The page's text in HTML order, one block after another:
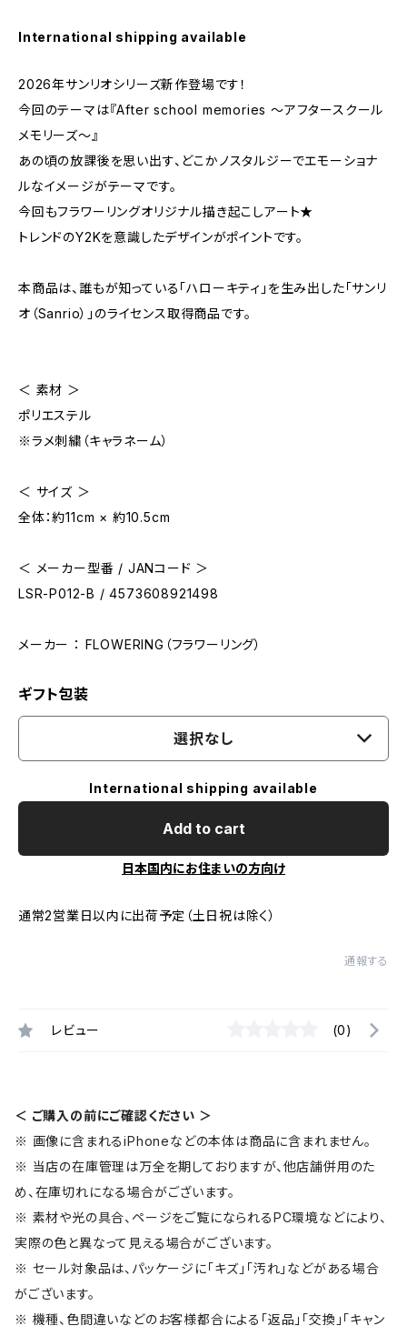
International shipping available
2026年サンリオシリーズ新作登場です！
今回のテーマは『After school memories ～アフタースクール
メモリーズ～』
あの頃の放課後を思い出す、どこかノスタルジーでエモーショナ
ルなイメージがテーマです。
今回もフラワーリングオリジナル描き起こしアート★
トレンドのY2Kを意識したデザインがポイントです。
本商品は、誰もが知っている「ハローキティ」を生み出した「サンリ
オ（Sanrio）」のライセンス取得商品です。
＜ 素材 ＞
ポリエステル
※ラメ刺繍（キャラネーム）
＜ サイズ ＞
全体：約11cm × 約10.5cm
＜ メーカー型番 / JANコード ＞
LSR-P012-B / 4573608921498
メーカー ： FLOWERING（フラワーリング）
ギフト包装
選択なし
International shipping available
Add to cart
日本国内にお住まいの方向け
通常2営業日以内に出荷予定（土日祝は除く）
通報する
レビュー (0)
＜ ご購入の前にご確認ください ＞
※ 画像に含まれるiPhoneなどの本体は商品に含まれません。
※ 当店の在庫管理は万全を期しておりますが、他店舗併用のた
め、在庫切れになる場合がございます。
※ 素材や光の具合、ページをご覧になられるPC環境などにより、
実際の色と異なって見える場合がございます。
※ セール対象品は、パッケージに「キズ」「汚れ」などがある場合
がございます。
※ 機種、色間違いなどのお客様都合による「返品」「交換」「キャン